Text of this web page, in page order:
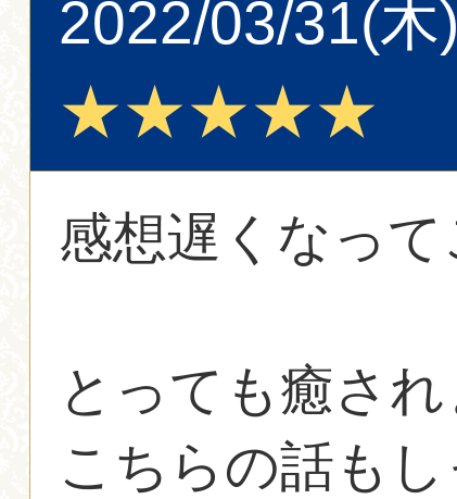
2022/03/31(木)
★★★★★
感想遅くなって
とっても癒され
こちらの話も